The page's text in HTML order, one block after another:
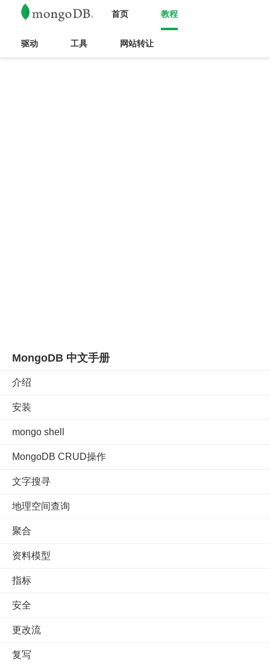
首页 教程
驱动 工具 网站转让
MongoDB 中文手册
介绍
安装
mongo shell
MongoDB CRUD操作
文字搜寻
地理空间查询
聚合
资料模型
指标
安全
更改流
复写